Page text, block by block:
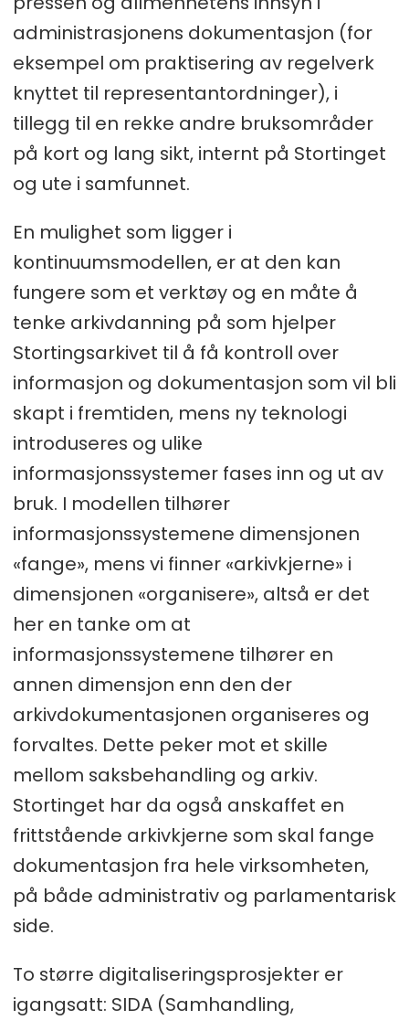
administrasjonens dokumentasjon (for
eksempel om praktisering av regelverk
knyttet til representantordninger), i
tillegg til en rekke andre bruksområder
på kort og lang sikt, internt på Stortinget
og ute i samfunnet.
En mulighet som ligger i
kontinuumsmodellen, er at den kan
fungere som et verktøy og en måte å
tenke arkivdanning på som hjelper
Stortingsarkivet til å få kontroll over
informasjon og dokumentasjon som vil bli
skapt i fremtiden, mens ny teknologi
introduseres og ulike
informasjonssystemer fases inn og ut av
bruk. I modellen tilhører
informasjonssystemene dimensjonen
«fange», mens vi finner «arkivkjerne» i
dimensjonen «organisere», altså er det
her en tanke om at
informasjonssystemene tilhører en
annen dimensjon enn den der
arkivdokumentasjonen organiseres og
forvaltes. Dette peker mot et skille
mellom saksbehandling og arkiv.
Stortinget har da også anskaffet en
frittstående arkivkjerne som skal fange
dokumentasjon fra hele virksomheten,
på både administrativ og parlamentarisk
side.
To større digitaliseringsprosjekter er
igangsatt: SIDA (Samhandling,